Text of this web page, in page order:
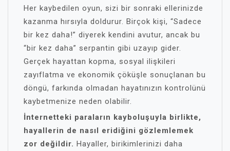
Her kaybedilen oyun, sizi bir sonraki ellerinizde
kazanma hırsıyla doldurur. Birçok kişi, “Sadece
bir kez daha!” diyerek kendini avutur, ancak bu
“bir kez daha” serpantin gibi uzayıp gider.
Gerçek hayattan kopma, sosyal ilişkileri
zayıflatma ve ekonomik çöküşle sonuçlanan bu
döngü, farkında olmadan hayatınızın kontrolünü
kaybetmenize neden olabilir.
İnternetteki paraların kayboluşuyla birlikte,
hayallerin de nasıl eridiğini gözlemlemek
zor değildir. Hayaller, birikimlerinizi daha